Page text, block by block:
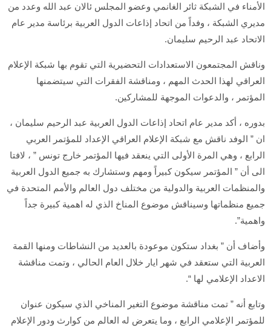
الأمناء في الشبكة ثائر الغانمي وعضو المجلس ئالان عبد الله وعدد من
مديري الشبكة ، وفداً من اتحاد إذاعات الدول العربية برئاسة مدير عام
الاتحاد عبد الرحيم سليمان.
وناقش المجتمعون الاستعدادات التحضيرية التي تقوم بها شبكة الإعلام
العراقي لهذا الحدث المهم ، ومناقشة الفقرات التي سيتضمنها
المؤتمر ، والدعوات الموجهة للمشاركين.
بدوره ، أكد مدير عام اتحاد إذاعات الدول العربية عبد الرحيم سليمان ،
ان ” الوفد ناقش مع شبكة الإعلام العراقي الإعداد للمؤتمر العربي
الرابع ، وهي المرة الأولى التي ينعقد فيها المؤتمر خارج تونس ” ، لافتا
الى أن ” المؤتمر سيكون كبيراً ومهم وستشارك به جميع الدول العربية
والمنظمات العربية والدولية من مختلف دول العالم والأمم المتحدة في
جميع منظماتها وسيناقش موضوع المناخ الذي له اهمية كبيرة جداً
واهمية”.
وأضاف أن ” بغداد ستكون موعودة بالعديد من النشاطات ومنها القمة
العربية التي ستعقد في شهر ايار خلال العام الحالي ، وتمت مناقشة
الاعداد الإعلامي لها “.
وتابع أنه ” تمت مناقشة موضوع التغير المناخي الذي سيكون عنوان
للمؤتمر الإعلامي الرابع ، وما يتعرض له العالم من كوارث ودور الإعلام